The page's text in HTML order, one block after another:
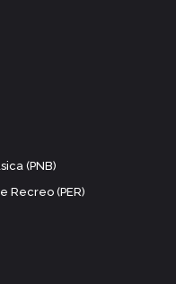
(PNB)
Recreo (PER)